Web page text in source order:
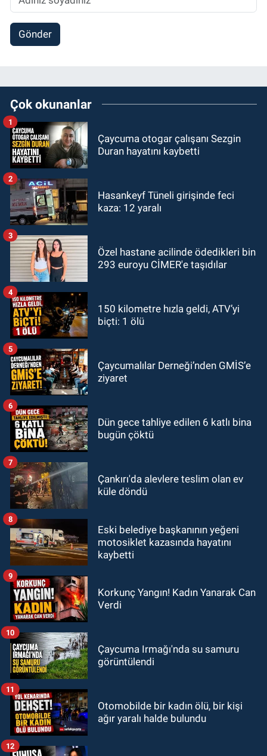
Gönder
Çok okunanlar
Çaycuma otogar çalışanı Sezgin
Duran hayatını kaybetti
1
Hasankeyf Tüneli girişinde feci
kaza: 12 yaralı
2
Özel hastane acilinde ödedikleri bin
293 euroyu CİMER'e taşıdılar
3
150 kilometre hızla geldi, ATV’yi
biçti: 1 ölü
4
Çaycumalılar Derneği’nden GMİS’e
ziyaret
5
Dün gece tahliye edilen 6 katlı bina
bugün çöktü
6
Çankırı'da alevlere teslim olan ev
küle döndü
7
Eski belediye başkanının yeğeni
motosiklet kazasında hayatını
kaybetti
8
Korkunç Yangın! Kadın Yanarak Can
Verdi
9
Çaycuma Irmağı'nda su samuru
görüntülendi
10
Otomobilde bir kadın ölü, bir kişi
ağır yaralı halde bulundu
11
12